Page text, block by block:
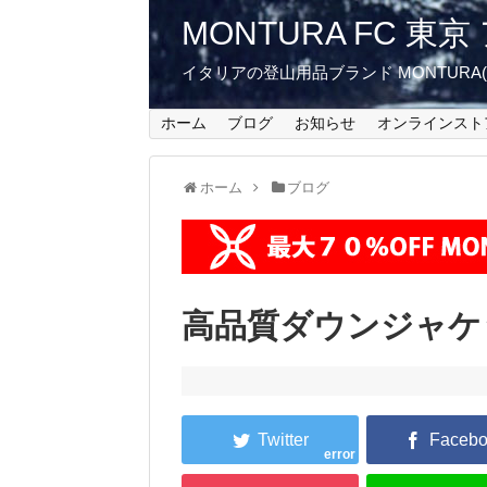
MONTURA FC 東
イタリアの登山用品ブランド
ホーム ブログ お知らせ オンラインスト
ホーム ブログ
高品質ダウンジャ
error